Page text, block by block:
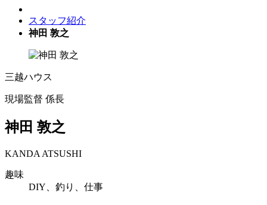
スタッフ紹介
神田 敦之
三越ハウス
現場監督 係長
神田 敦之
KANDA ATSUSHI
趣味
DIY、釣り、仕事